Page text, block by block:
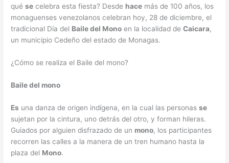
quése celebra esta fiesta? Desde hace más de 100 años, los
monaguenses venezolanos celebran hoy, 28 de diciembre, el
tradicional Día del Baile del Mono en la localidad deCaicara,
un municipio Cedeño del estado de Monagas.
¿Cómo se realiza el Baile del mono?
Baile del mono
Es una danza de origen indígena, en la cual las personasse
sujetan por la cintura, uno detrás del otro, y forman hileras.
Guiados por alguien disfrazado de un mono, los participantes
recorren las calles a la manera de un tren humano hasta la
plaza del Mono.